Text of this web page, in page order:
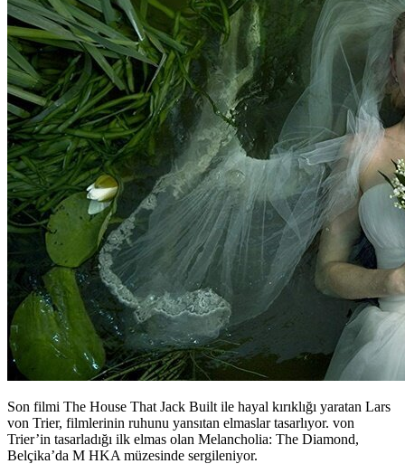
Son filmi The House That Jack Built ile hayal kırıklığı yaratan Lars
von Trier, filmlerinin ruhunu yansıtan elmaslar tasarlıyor. von
Trier’in tasarladığı ilk elmas olan Melancholia: The Diamond,
Belçika’da M HKA müzesinde sergileniyor.